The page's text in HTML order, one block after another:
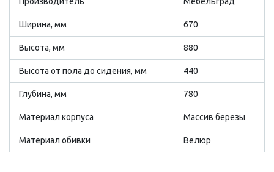
Ширина, мм 670
Высота, мм 880
Высота от пола до сидения, мм 440
Глубина, мм 780
Материал корпуса Массив березы
Материал обивки Велюр